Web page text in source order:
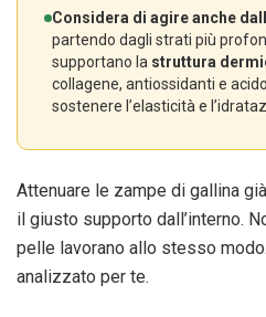
Considera di agire anche
partendo dagli strati più
supportano la struttura
collagene, antiossidanti e
sostenere l’elasticità e
Attenuare le zampe di gallina
il giusto supporto dall’interno.
pelle lavorano allo stesso
analizzato per te.